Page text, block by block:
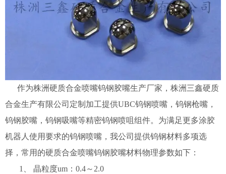
作为株洲硬质合金喷嘴钨钢胶嘴生产厂家，株洲三鑫硬质
合金生产有限公司定制加工提供UBC钨钢喷嘴，钨钢枪嘴，
钨钢胶嘴，钨钢吸嘴等精密钨钢喷咀组件。为满足更多涂胶
机器人使用要求的钨钢喷嘴，我公司提供钨钢材料多项选
择，常用的硬质合金喷嘴钨钢胶嘴材料物理参数如下：
1、 晶粒度um：0.4～2.0